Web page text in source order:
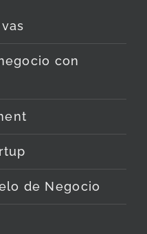
con
de Negocio